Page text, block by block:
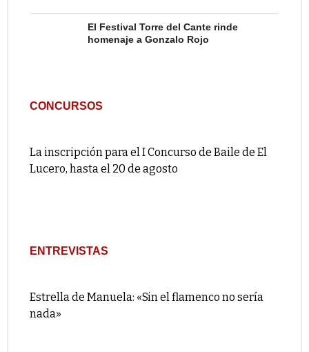
El Festival Torre del Cante rinde
homenaje a Gonzalo Rojo
CONCURSOS
La inscripción para el I Concurso de Baile de El
Lucero, hasta el 20 de agosto
ENTREVISTAS
Estrella de Manuela: «Sin el flamenco no sería
nada»